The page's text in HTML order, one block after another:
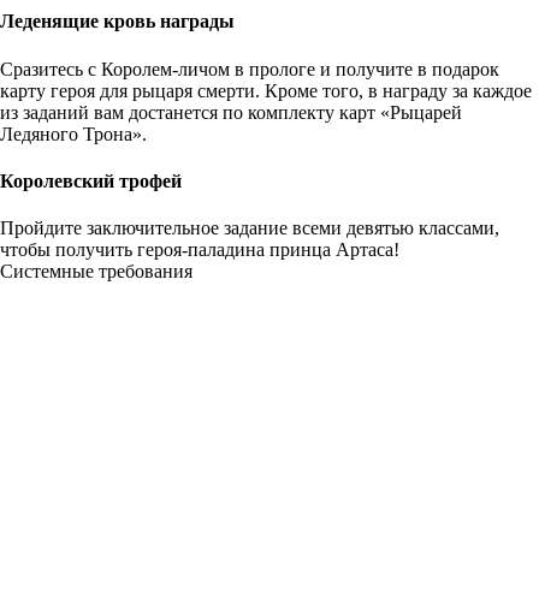
Леденящие кровь награды
Сразитесь с Королем-личом в прологе и получите в подарок
карту героя для рыцаря смерти. Кроме того, в награду за каждое
из заданий вам достанется по комплекту карт «Рыцарей
Ледяного Трона».
Королевский трофей
Пройдите заключительное задание всеми девятью классами,
чтобы получить героя-паладина принца Артаса!
Системные требования